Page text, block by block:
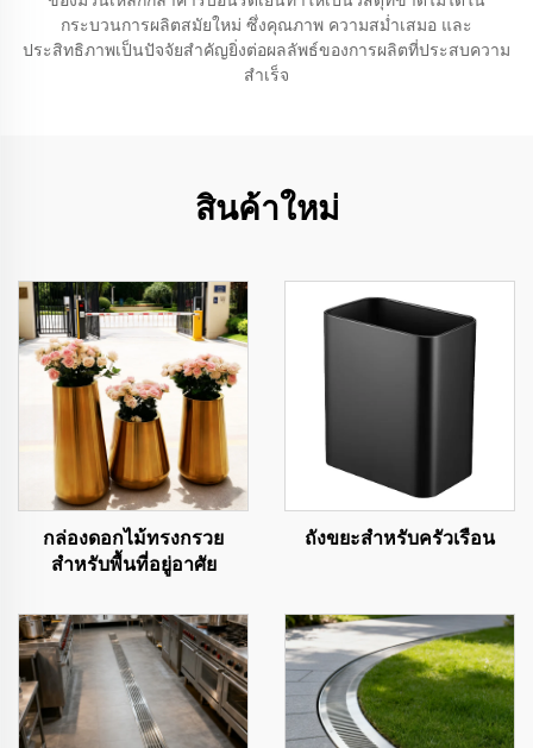
กระบวนการผลิตสมัยใหม่ ซึ่งคุณภาพ ความสม่ำเสมอ และ
ประสิทธิภาพเป็นปัจจัยสำคัญยิ่งต่อผลลัพธ์ของการผลิตที่ประสบความ
สำเร็จ
สินค้าใหม่
กล่องดอกไม้ทรงกรวย
สำหรับพื้นที่อยู่อาศัย
ถังขยะสำหรับครัวเรือน